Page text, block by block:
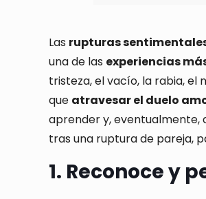
Las rupturas
una de las experiencias
tristeza, el vacío, la rabia, el
que atravesar el duelo
aprender y, eventualmente,
tras una ruptura de pareja,
1. Reconoce y